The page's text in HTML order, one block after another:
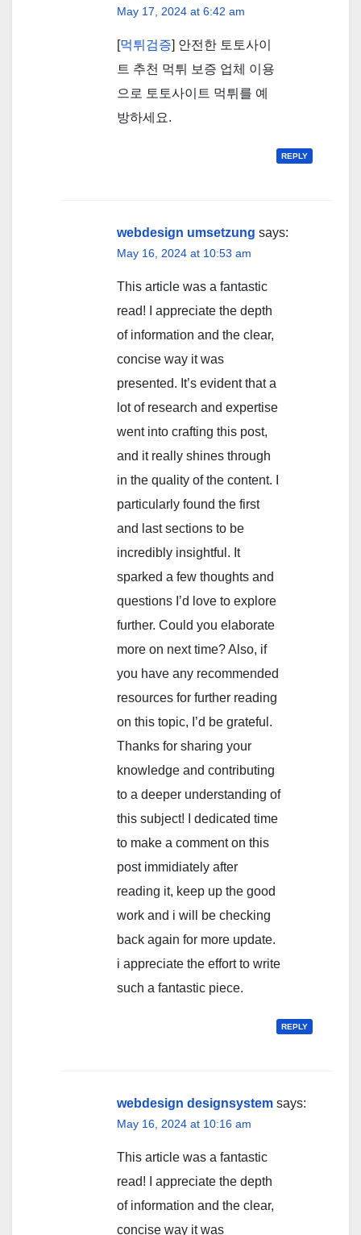
May 17, 2024 at 6:42 am
[먹튀검증] 안전한 토토사이
트 추천 먹튀 보증 업체 이용
으로 토토사이트 먹튀를 예
방하세요.
REPLY
webdesign umsetzung says:
May 16, 2024 at 10:53 am
This article was a fantastic
read! I appreciate the depth
of information and the clear,
concise way it was
presented. It’s evident that a
lot of research and expertise
went into crafting this post,
and it really shines through
in the quality of the content. I
particularly found the first
and last sections to be
incredibly insightful. It
sparked a few thoughts and
questions I’d love to explore
further. Could you elaborate
more on next time? Also, if
you have any recommended
resources for further reading
on this topic, I’d be grateful.
Thanks for sharing your
knowledge and contributing
to a deeper understanding of
this subject! I dedicated time
to make a comment on this
post immidiately after
reading it, keep up the good
work and i will be checking
back again for more update.
i appreciate the effort to write
such a fantastic piece.
REPLY
webdesign designsystem says:
May 16, 2024 at 10:16 am
This article was a fantastic
read! I appreciate the depth
of information and the clear,
concise way it was